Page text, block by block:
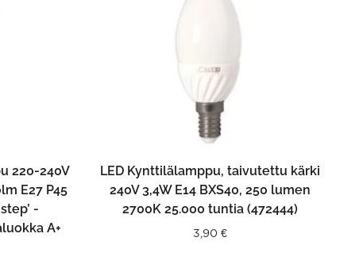
220-240V
E27 P45
-
A+
LISÄÄ OSTOSKORIIN
LED Kynttilälamppu, taivutettu kärki
240V 3,4W E14 BXS40, 250 lumen
2700K 25.000 tuntia (472444)
3,90 €